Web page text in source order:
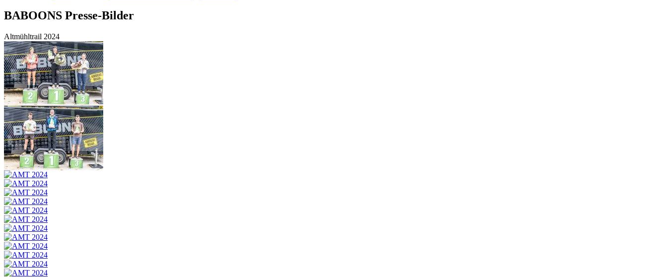
BABOONS Presse-Bilder
Altmühltrail 2024